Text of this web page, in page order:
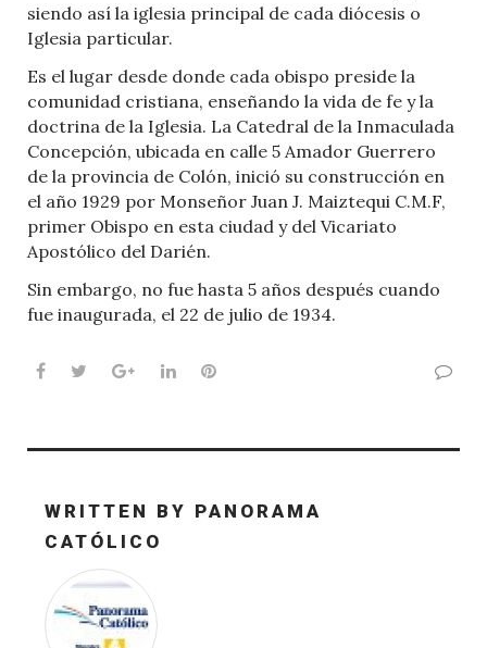
siendo así la iglesia principal de cada diócesis o
Iglesia particular.
Es el lugar desde donde cada obispo preside la
comunidad cristiana, enseñando la vida de fe y la
doctrina de la Iglesia. La Catedral de la Inmaculada
Concepción, ubicada en calle 5 Amador Guerrero
de la provincia de Colón, inició su construcción en
el año 1929 por Monseñor Juan J. Maiztequi C.M.F,
primer Obispo en esta ciudad y del Vicariato
Apostólico del Darién.
Sin embargo, no fue hasta 5 años después cuando
fue inaugurada, el 22 de julio de 1934.
Facebook
TwitterGoogle+LinkedInPinterest
WRITTEN BY PANORAMA
CATÓLICO